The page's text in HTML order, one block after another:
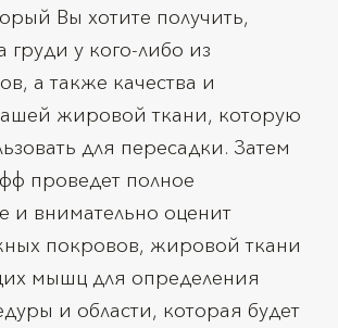
Вы хотите получить,
груди у кого-либо из
а также качества и
жировой ткани, которую
для пересадки. Затем
проведет полное
и внимательно оценит
покровов, жировой ткани
мышц для определения
и области, которая будет